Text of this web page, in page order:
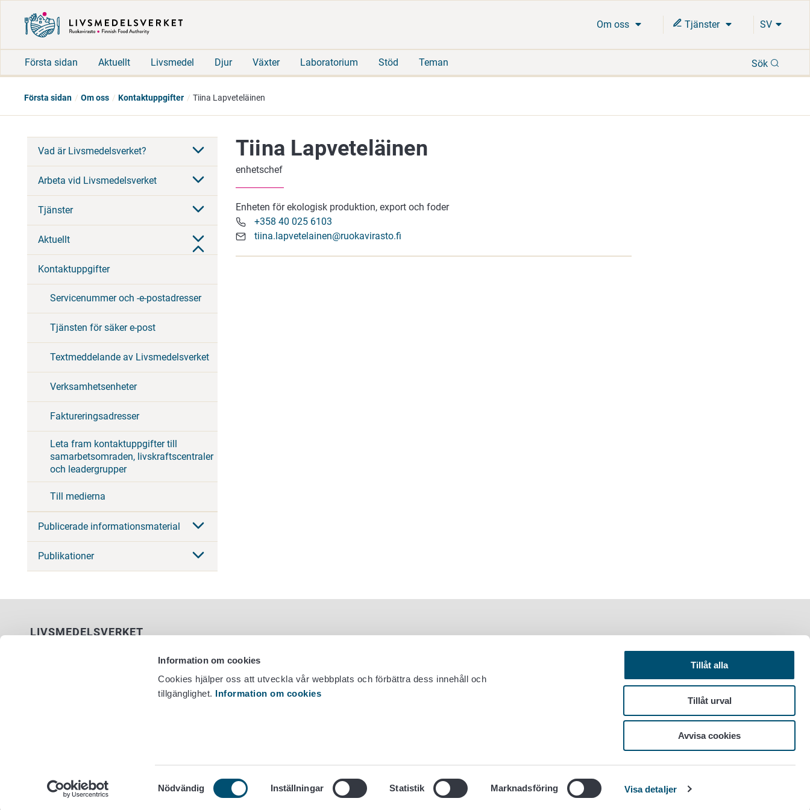
Information om cookies
Cookies hjälper oss att utveckla vår webbplats och förbättra dess innehåll och
tillgänglighet. Information om cookies
Samtyckesval
Nödvändig Inställningar Statistik Marknadsföring Visa detaljer
Tillåt alla
Tillåt urval
Avvisa cookies
Om oss Tjänster SV
Första sidan Aktuellt Livsmedel Djur Växter Laboratorium Stöd Teman Sök
Första sidan Om oss Kontaktuppgifter Tiina Lapveteläinen
Vad är Livsmedelsverket?
Arbeta vid Livsmedelsverket
Tjänster
Aktuellt
Kontaktuppgifter
Servicenummer och -e-postadresser
Tjänsten för säker e-post
Textmeddelande av Livsmedelsverket
Verksamhetsenheter
Faktureringsadresser
Leta fram kontaktuppgifter till
samarbetsomraden, livskraftscentraler
och leadergrupper
Till medierna
Publicerade informationsmaterial
Publikationer
Tiina Lapveteläinen
enhetschef
Enheten för ekologisk produktion, export och foder
+358 40 025 6103
tiina.lapvetelainen@ruokavirasto.fi
LIVSMEDELSVERKET
Information om webbplatsen
Cookie inställningar